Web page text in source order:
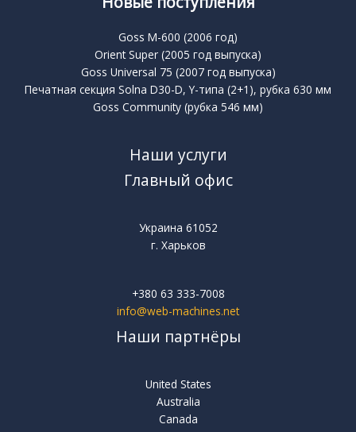
Goss M-600 (2006 год)
Orient Super (2005 год выпуска)
Goss Universal 75 (2007 год выпуска)
Печатная секция Solna D30-D, Y-типа (2+1), рубка 630 мм
Goss Community (рубка 546 мм)
Наши услуги
Главный офис
Украина 61052
г. Харьков
+380 63 333-7008
info@web-machines.net
Наши партнёры
United States
Australia
Canada